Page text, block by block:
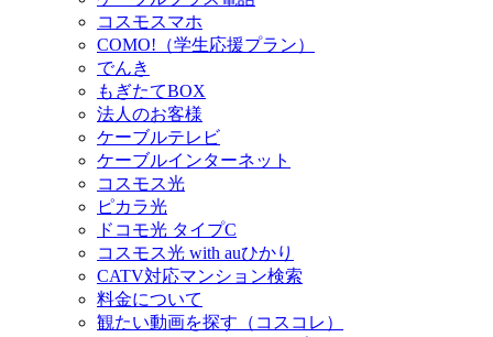
コスモスマホ
COMO!（学生応援プラン）
でんき
もぎたてBOX
法人のお客様
ケーブルテレビ
ケーブルインターネット
コスモス光
ピカラ光
ドコモ光 タイプC
コスモス光 with auひかり
CATV対応マンション検索
料金について
観たい動画を探す（コスコレ）